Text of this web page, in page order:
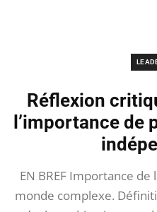
Réflexion
l’importance de
EN BREF Importance
monde complexe.